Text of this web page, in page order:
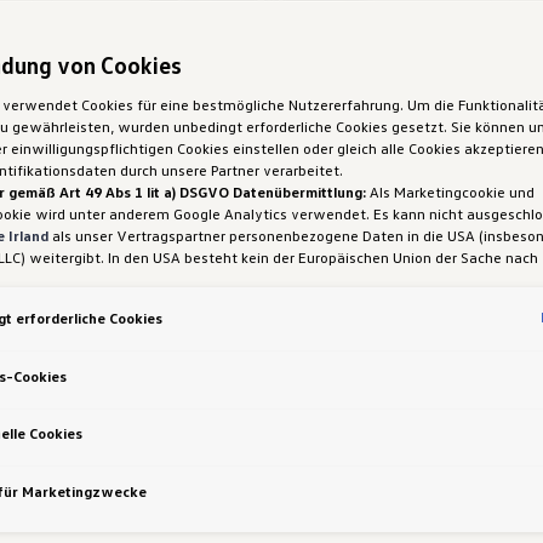
Der neue ID. Cross
Mehr zum ID. Cross
Jetzt ID. Cross konfigurieren
ID. Cross Infomaterial herunterladen
Aktuelle Angebote
von Cookies
verwendet Cookies für eine bestmögliche Nutzererfahrung. Um die
gewährleisten, wurden unbedingt erforderliche Cookies gesetzt. Sie können
einwilligungspflichtigen Cookies einstellen oder gleich alle Cookies
durch unsere Partner verarbeitet.
gemäß Art 49 Abs 1 lit a) DSGVO Datenübermittlung:Als Marketingcookie und
wird unter anderem Google Analytics verwendet. Es kann nicht
Irland als unser Vertragspartner personenbezogene Daten in die USA
weitergibt. In den USA besteht kein der Europäischen Union der Sache nach
durchsetzen können, in den USA keine Datenschutzgrundsätze bestehen,
können, wobei Eingriffe in Ihre persönlichen Rechte und Freiheiten nicht
beschränkt sind.
der Übermittlung der in den entsprechenden Cookies enthaltenen
zu den Cookies, die für Zwecke von Google Analytics gesetzt werden,
frei, Ihre Einwilligung jederzeit zu geben, zu verweigern oder zurückzuziehen.
erforderliche Cookies
Cookies
Cookies
Marketingzwecke